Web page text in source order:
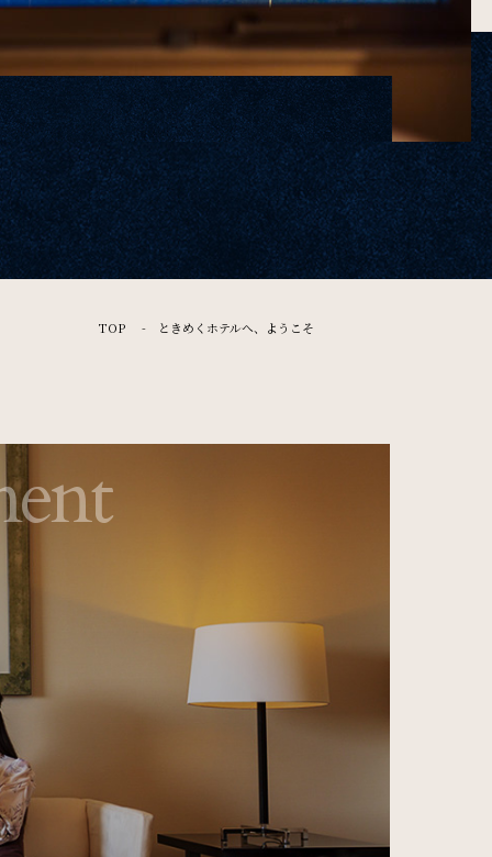
FAQ
よくある質問
Contact
お問い合わせ
ソーシャルメディアポリシー 特定商取引法に基づく表記
TOP ときめくホテルへ、ようこそ